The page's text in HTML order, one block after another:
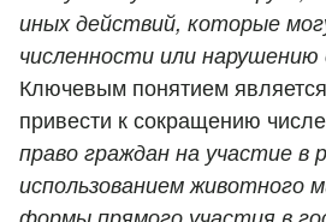
иных действий, которые
численности или
Ключевым понятием
привести к сокращению
право граждан на участие в
использованием животного